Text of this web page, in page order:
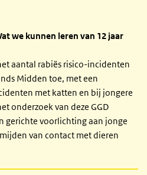
we kunnen leren van 12 jaar
aantal rabiës risico-incidenten
Midden toe, met een
met katten en bij jongere
onderzoek van deze GGD
gerichte voorlichting aan jonge
van contact met dieren